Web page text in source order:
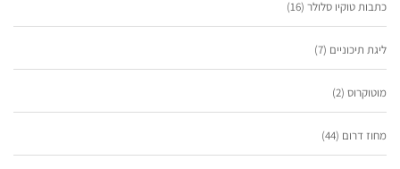
כתבות טוקיו סלולר (16)
ליגת תיכוניים (7)
מוטוקרוס (2)
מחוז דרום (44)